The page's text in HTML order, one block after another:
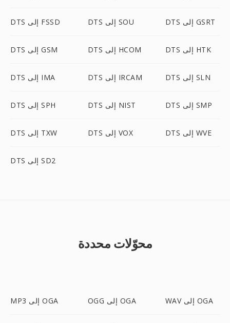
DTS إلى FSSD DTS إلى SOU DTS إلى GSRT
DTS إلى GSM DTS إلى HCOM DTS إلى HTK
DTS إلى IMA DTS إلى IRCAM DTS إلى SLN
DTS إلى SPH DTS إلى NIST DTS إلى SMP
DTS إلى TXW DTS إلى VOX DTS إلى WVE
DTS إلى SD2
محوّلات محددة
MP3 إلى OGA OGG إلى OGA WAV إلى OGA